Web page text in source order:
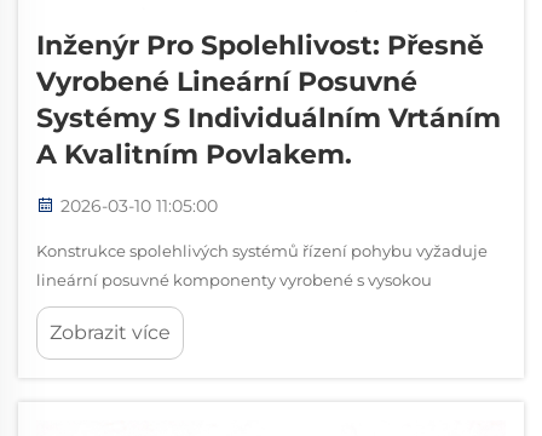
Inženýr Pro Spolehlivost: Přesně
Vyrobené Lineární Posuvné
Systémy S Individuálním Vrtáním
A Kvalitním Povlakem.
2026-03-10 11:05:00
Konstrukce spolehlivých systémů řízení pohybu vyžaduje
lineární posuvné komponenty vyrobené s vysokou
přesností, které splňují přísné průmyslové normy. Pokud
výrobní zařízení vyžaduje konzistentní lineární pohyb po
Zobrazit více